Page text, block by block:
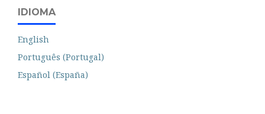
IDIOMA
English
Português (Portugal)
Español (España)